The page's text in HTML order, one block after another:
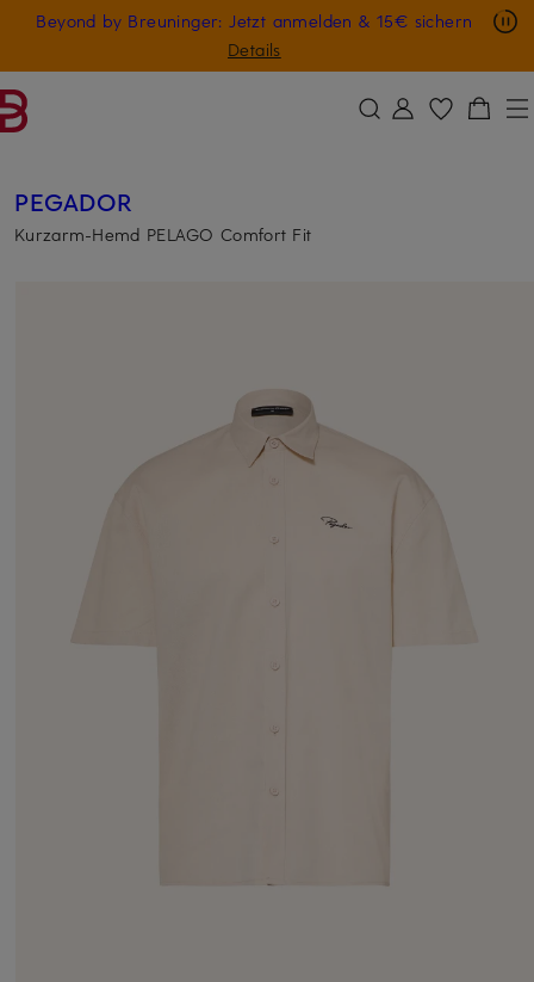
ZUM HAUPTINHALT ÜBERSPRINGEN
Beyond by Breuninger: Jetzt anmelden & 15€ sichern
Details
Nur in der App: -10 € auf digitale Geschenkkarten
GESCHENK20
PEGADOR
Kurzarm-Hemd PELAGO Comfort Fit